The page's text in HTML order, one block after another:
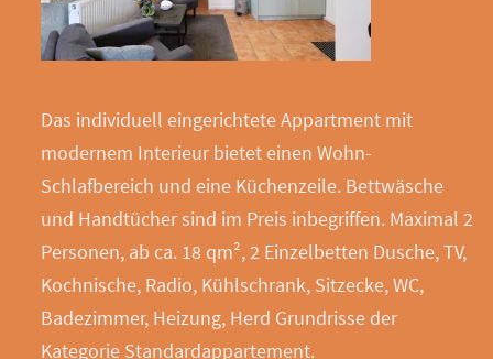
Das individuell eingerichtete Appartment mit
modernem Interieur bietet einen Wohn-
Schlafbereich und eine Küchenzeile. Bettwäsche
und Handtücher sind im Preis inbegriffen. Maximal 2
Personen, ab ca. 18 qm², 2 Einzelbetten Dusche, TV,
Kochnische, Radio, Kühlschrank, Sitzecke, WC,
Badezimmer, Heizung, Herd Grundrisse der
Kategorie Standardappartement.